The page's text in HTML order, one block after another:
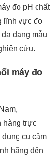
đo pH chất
lĩnh vực đo
dạng mẫu
cứu.
máy đo
hàng trực
cụ cầm
hãng đến